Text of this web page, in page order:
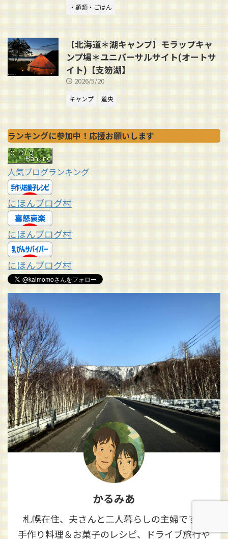
・麺類・ごはん
【北海道＊湖キャンプ】モラップキャ
ンプ場＊ユニバーサルサイト(オートサ
イト)【支笏湖】
2026/5/20
キャンプ 道央
ランキングに参加中！応援お願いします
人気ブログランキング
にほんブログ村
にほんブログ村
にほんブログ村
かるみあ
札幌在住、夫さんと二人暮らしの主婦です。
手作り料理＆お菓子のレシピ、ドライブ旅行や